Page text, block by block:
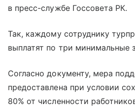
в пресс-службе Госсовета РК.
Так, каждому сотруднику
выплатят по три минимальные
Согласно документу, мера
предоставлена при условии
80% от численности